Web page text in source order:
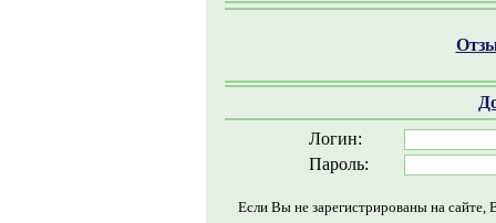
Логин:
Пароль:
Если Вы не зарегистрированы на